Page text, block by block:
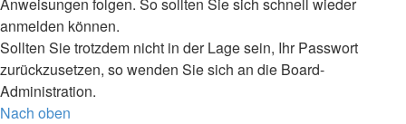
anmelden können.
Sollten Sie trotzdem nicht in der Lage sein, Ihr Passwort
zurückzusetzen, so wenden Sie sich an die Board-
Administration.
Nach oben